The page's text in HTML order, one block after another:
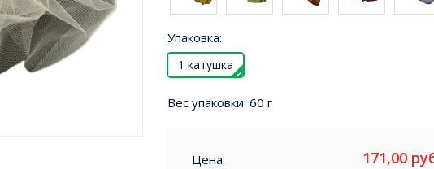
Упаковка:
1 катушка
Вес упаковки: 60 г
Цена: 171,00